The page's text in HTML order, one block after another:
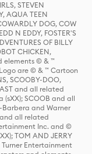
STEVEN
AQUA TEEN
DOG, COW
N EDDY, FOSTER'S
OF BILLY
CHICKEN,
elements © & ™
are © & ™ Cartoon
SCOOBY-DOO,
and all related
SCOOB and all
and Warner
and all related
Inc. and ©
TOM AND JERRY
Entertainment